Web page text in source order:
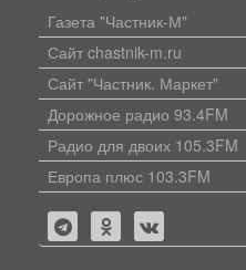
Газета "Частник-М"
Сайт chastnik-m.ru
Сайт "Частник. Маркет"
Дорожное радио 93.4FM
Радио для двоих 105.3FM
Европа плюс 103.3FM